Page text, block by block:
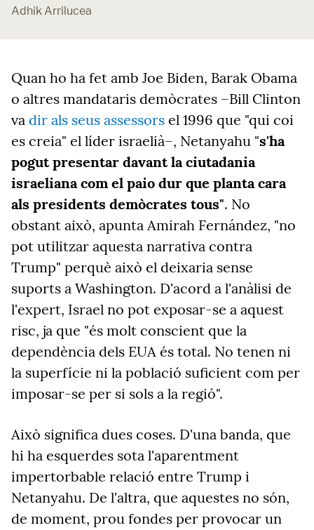
Adhik Arrilucea
Quan ho ha fet amb Joe Biden, Barak Obama
o altres mandataris demòcrates –Bill Clinton
va dir als seus assessors el 1996 que "qui coi
es creia" el líder israelià–, Netanyahu "s'ha
pogut presentar davant la ciutadania
israeliana com el paio dur que planta cara
als presidents demòcrates tous". No
obstant això, apunta Amirah Fernández, "no
pot utilitzar aquesta narrativa contra
Trump" perquè això el deixaria sense
suports a Washington. D'acord a l'anàlisi de
l'expert, Israel no pot exposar-se a aquest
risc, ja que "és molt conscient que la
dependència dels EUA és total. No tenen ni
la superfície ni la població suficient com per
imposar-se per si sols a la regió".
Això significa dues coses. D'una banda, que
hi ha esquerdes sota l'aparentment
impertorbable relació entre Trump i
Netanyahu. De l'altra, que aquestes no són,
de moment, prou fondes per provocar un